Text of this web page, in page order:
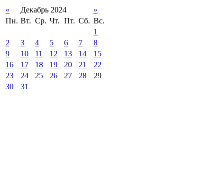
« Декабрь 2024
»
Пн. Вт. Ср. Чт. Пт. Сб. Вс.
1
2
3 4 5 6 7
8
9
10 11 12 13 14
15
16
17 18 19 20 21
22
23
24 25 26 27 28
29
30
31